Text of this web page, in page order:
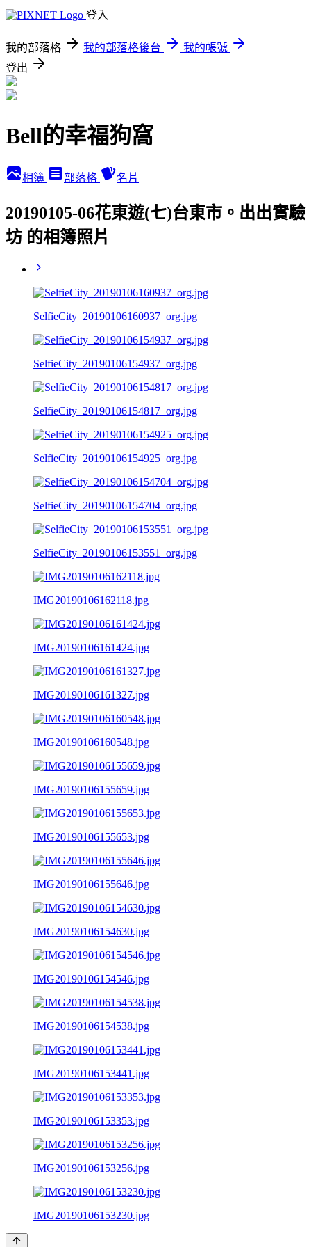
登入
我的部落格 我的部落格後台
我的帳號
登出
Bell的幸福狗窩
相簿 部落格 名片
20190105-06花東遊(七)台東市。出出實驗
坊 的相簿照片
SelfieCity_20190106160937_org.jpg
SelfieCity_20190106154937_org.jpg
SelfieCity_20190106154817_org.jpg
SelfieCity_20190106154925_org.jpg
SelfieCity_20190106154704_org.jpg
SelfieCity_20190106153551_org.jpg
IMG20190106162118.jpg
IMG20190106161424.jpg
IMG20190106161327.jpg
IMG20190106160548.jpg
IMG20190106155659.jpg
IMG20190106155653.jpg
IMG20190106155646.jpg
IMG20190106154630.jpg
IMG20190106154546.jpg
IMG20190106154538.jpg
IMG20190106153441.jpg
IMG20190106153353.jpg
IMG20190106153256.jpg
IMG20190106153230.jpg